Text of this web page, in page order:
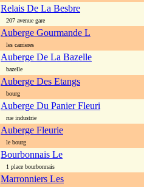
Relais De La Besbre
207 avenue gare
Auberge Gourmande L
les carrieres
Auberge De La Bazelle
bazelle
Auberge Des Etangs
bourg
Auberge Du Panier Fleuri
rue industrie
Auberge Fleurie
le bourg
Bourbonnais Le
1 place bourbonnais
Marronniers Les